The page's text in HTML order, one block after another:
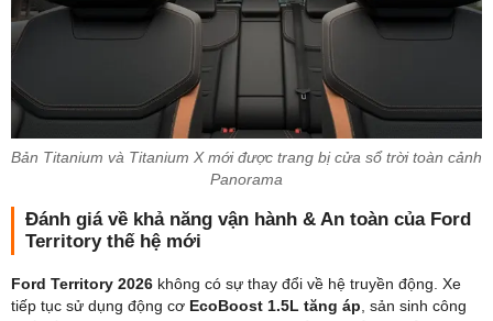
Bản Titanium và Titanium X mới được trang bị cửa sổ trời toàn cảnh
Panorama
Đánh giá về khả năng vận hành & An toàn của Ford
Territory thế hệ mới
Ford Territory 2026 không có sự thay đổi về hệ truyền động. Xe
tiếp tục sử dụng động cơ EcoBoost 1.5L tăng áp , sản sinh công